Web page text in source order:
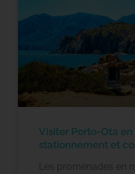
Visiter Porto-Ota
stationnement et
Les promenades en